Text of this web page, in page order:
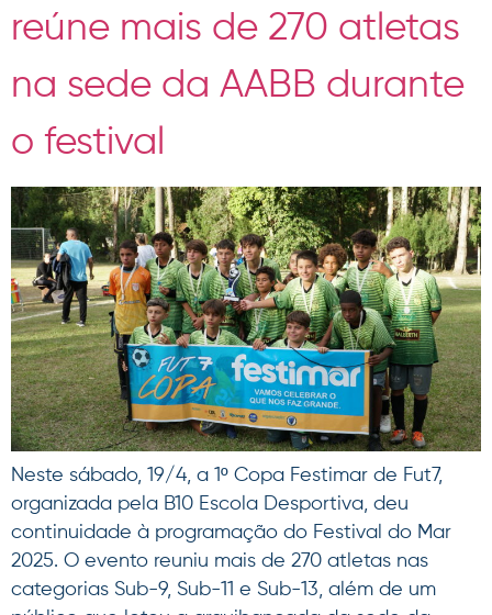
reúne mais de 270 atletas
na sede da AABB durante
o festival
Neste sábado, 19/4, a 1º Copa Festimar de Fut7,
organizada pela B10 Escola Desportiva, deu
continuidade à programação do Festival do Mar
2025. O evento reuniu mais de 270 atletas nas
categorias Sub-9, Sub-11 e Sub-13, além de um